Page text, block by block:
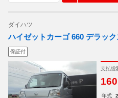
ダイハツ
ハイゼットカーゴ 660 デラッ
保証付
支払総
160
年式